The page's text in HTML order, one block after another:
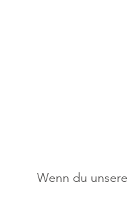
Wenn du